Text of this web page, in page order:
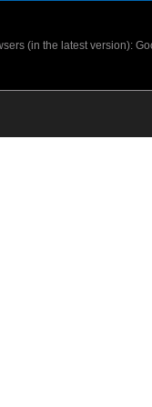
(in the latest version):